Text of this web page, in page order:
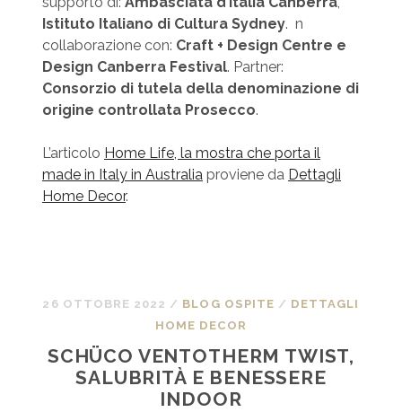
Istituto Italiano di Cultura Sydney. n
collaborazione con: Craft + Design Centre e
Design Canberra Festival. Partner:
Consorzio di tutela della denominazione di
origine controllata Prosecco.
L’articolo Home Life, la mostra che porta il
made in Italy in Australiaproviene da Dettagli
Home Decor.
26 OTTOBRE 2022 / BLOG OSPITE / DETTAGLI
HOME DECOR
SCHÜCO VENTOTHERM TWIST,
SALUBRITÀ E BENESSERE
INDOOR